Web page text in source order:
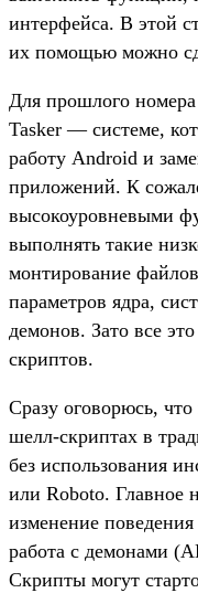
интерфейса. В этой
их помощью можно
Для прошлого
Tasker — системе,
работу Android и
приложений. К
высокоуровневыми
выполнять такие
монтирование
параметров ядра,
демонов. Зато все
скриптов.
Сразу оговорюсь, что
шелл-скриптах в
без использования
или Roboto. Главное
изменение
работа с демонами
Скрипты могут